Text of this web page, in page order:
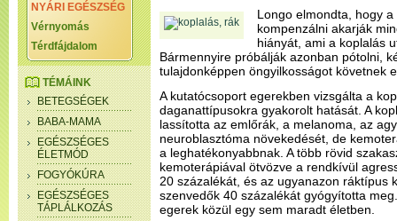
NYÁRI EGÉSZSÉG
Vérnyomás
Térdfájdalom
TÉMÁINK
BETEGSÉGEK
BABA-MAMA
EGÉSZSÉGES
ÉLETMÓD
FOGYÓKÚRA
EGÉSZSÉGES
TÁPLÁLKOZÁS
Longo elmondta, hogy
kompenzálni akarják
hiányát, ami a koplalás
Bármennyire próbálják azonban pótolni,
tulajdonképpen öngyilkosságot követnek
A kutatócsoport egerekben vizsgálta a
daganattípusokra gyakorolt hatását. A
lassította az emlőrák, a melanoma, az
neuroblasztóma növekedését, de
a leghatékonyabbnak. A több rövid
kemoterápiával ötvözve a rendkívül
20 százalékát, és az ugyanazon ráktípus
szenvedők 40 százalékát gyógyította
egerek közül egy sem maradt életben.